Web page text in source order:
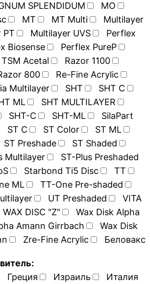
SPLENDIDUM
MO
MT MT Multi
Multilayer
PT Multilayer UVS
Perflex
Biosense
Perflex PureP
Acetal
Razor 1100
800
Re-Fine Acrylic
Multilayer
SHT
SHT C
ML
SHT MULTILAYER
SHT-C SHT-ML
SilaPart
ST C ST Color
ST ML
ST Preshade
ST Shaded
Multilayer
ST-Plus Preshaded
Starbond Ti5 Disc
TT
ML
TT-One Pre-shaded
UT Preshaded
VITA
WAX DISC "Z"
Wax Disk Alpha
Amann Girrbach
Wax Disk
Zre-Fine Acrylic Беловакс
Греция Израиль
Италия